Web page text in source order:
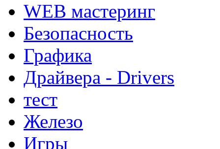
WEB мастеринг
Безопасность
Графика
Драйвера - Drivers
тест
Железо
Игры